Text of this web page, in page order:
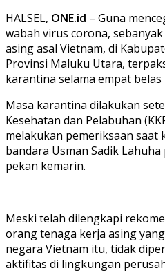
HALSEL, ONE.id – Guna
wabah virus corona,
asing asal Vietnam, di
Provinsi Maluku Utara,
karantina selama empat belas
Masa karantina dilakukan
Kesehatan dan Pelabuhan
melakukan pemeriksaan saat
bandara Usman Sadik Lahuha
pekan kemarin.
Meski telah dilengkapi
orang tenaga kerja asing
negara Vietnam itu, tidak
aktifitas di lingkungan